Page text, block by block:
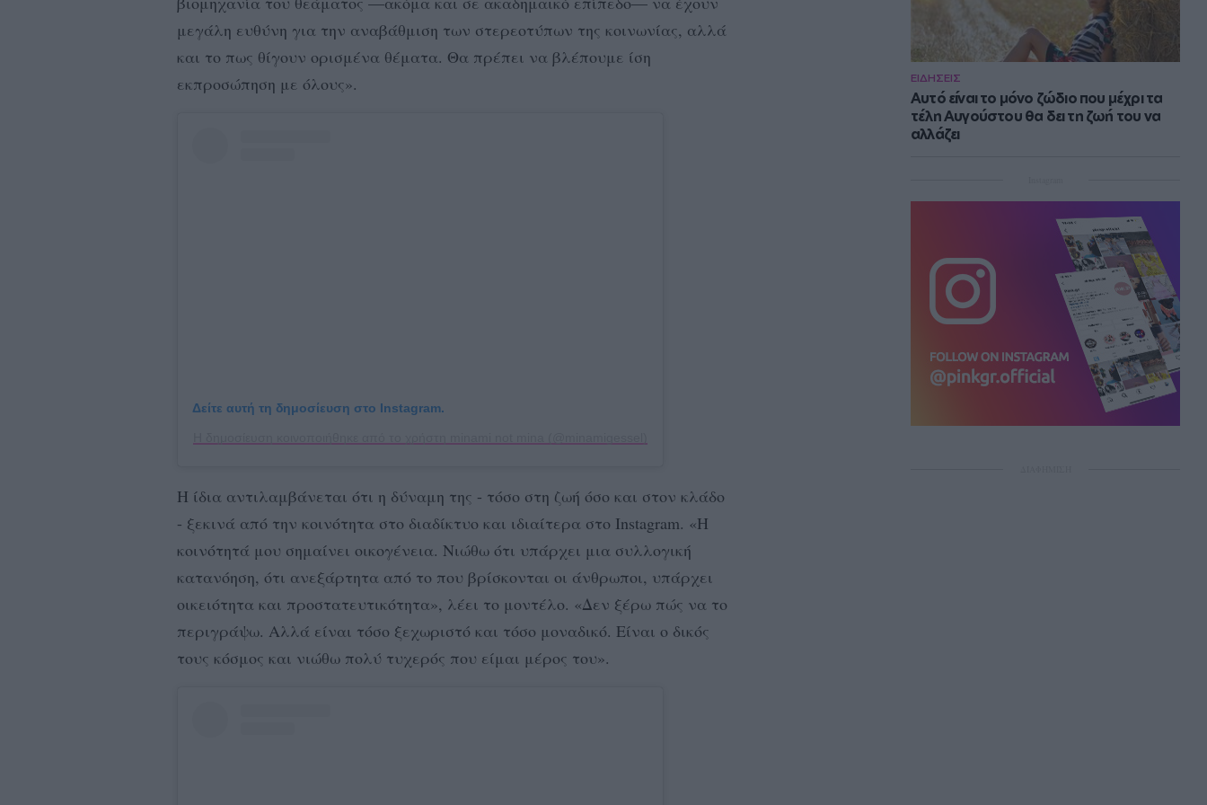
ΕΙΔΗΣΕΙΣ
Αυτό είναι το μόνο ζώδιο που μέχρι τα
τέλη Αυγούστου θα δει τη ζωή του να
αλλάζει
μεγάλη ευθύνη για την αναβάθμιση των στερεοτύπων της κοινωνίας, αλλά
και το πως θίγουν ορισμένα θέματα. Θα πρέπει να βλέπουμε ίση
εκπροσώπηση με όλους».
Δείτε αυτή τη δημοσίευση στο Instagram.
Η ίδια αντιλαμβάνεται ότι η δύναμη της - τόσο στη ζωή όσο και στον κλάδο
- ξεκινά από την κοινότητα στο διαδίκτυο και ιδιαίτερα στο Instagram. «Η
κοινότητά μου σημαίνει οικογένεια. Νιώθω ότι υπάρχει μια συλλογική
κατανόηση, ότι ανεξάρτητα από το που βρίσκονται οι άνθρωποι, υπάρχει
οικειότητα και προστατευτικότητα», λέει το μοντέλο. «Δεν ξέρω πώς να το
περιγράψω. Αλλά είναι τόσο ξεχωριστό και τόσο μοναδικό. Είναι ο δικός
τους κόσμος και νιώθω πολύ τυχερός που είμαι μέρος του».